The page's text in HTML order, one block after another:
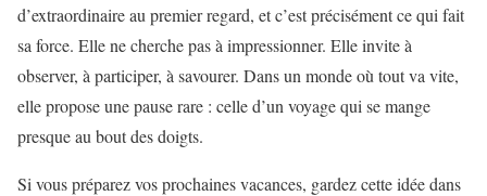
d’extraordinaire au premier regard, et c’est précisément ce qui fait
sa force. Elle ne cherche pas à impressionner. Elle invite à
observer, à participer, à savourer. Dans un monde où tout va vite,
elle propose une pause rare : celle d’un voyage qui se mange
presque au bout des doigts.
Si vous préparez vos prochaines vacances, gardez cette idée dans